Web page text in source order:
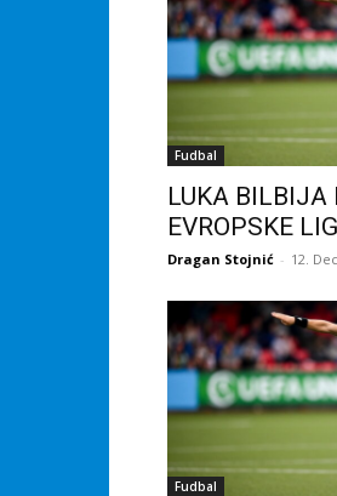
Fudbal
LUKA BILBIJA
EVROPSKE
Dragan Stojnić - 12.
Fudbal